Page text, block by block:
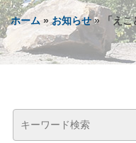
ホーム»お知らせ» 「えこ